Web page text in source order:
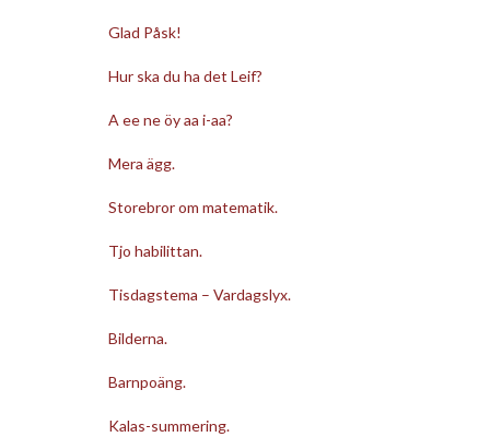
Glad Påsk!
Hur ska du ha det Leif?
A ee ne öy aa i-aa?
Mera ägg.
Storebror om matematik.
Tjo habilittan.
Tisdagstema – Vardagslyx.
Bilderna.
Barnpoäng.
Kalas-summering.